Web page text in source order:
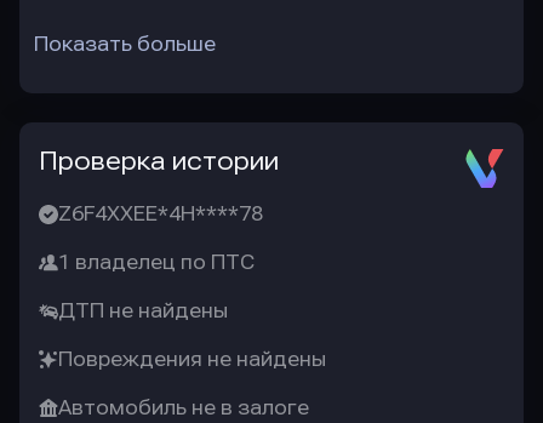
Показать больше
Проверка истории
Z6F4XXEE*4H****78
1 владелец по ПТС
ДТП не найдены
Повреждения не найдены
Автомобиль не в залоге